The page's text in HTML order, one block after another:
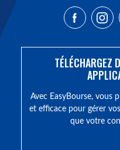
TÉLÉCHARGEZ
Avec EasyBourse, vous
et efficace pour gérer
que votre